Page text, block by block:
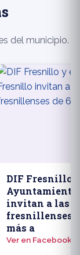
del municipio.
DIF Fresnillo
invitan a las
fresnillenses
más a
Ver en Facebook